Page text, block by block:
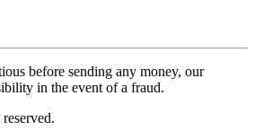
before sending any money, our
in the event of a fraud.